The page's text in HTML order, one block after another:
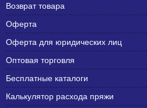
Возврат товара
Оферта
Оферта для юридических лиц
Оптовая торговля
Бесплатные каталоги
Калькулятор расхода пряжи